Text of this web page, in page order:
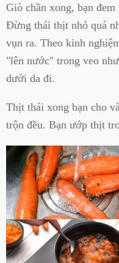
Giò chần xong, bạn
Đừng thái thịt nhỏ quá
vụn ra. Theo kinh
"lên nước" trong veo
dưới da đi.
Thịt thái xong bạn cho
trộn đều. Bạn ướp thịt